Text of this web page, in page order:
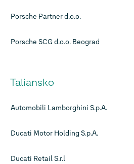
Porsche Partner d.o.o.
Porsche SCG d.o.o. Beograd
Taliansko
Automobili Lamborghini S.p.A.
Ducati Motor Holding S.p.A.
Ducati Retail S.r.l